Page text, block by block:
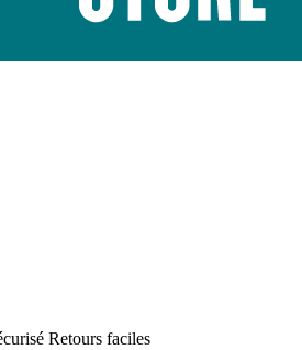
Retours faciles